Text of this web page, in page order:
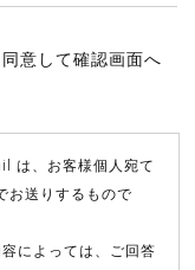
意して確認画面へ
は、お客様個人宛て
お送りするもので
によっては、ご回答